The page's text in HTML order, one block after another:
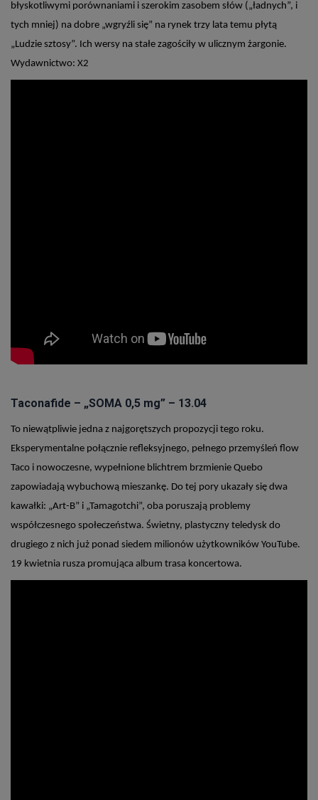
błyskotliwymi porównaniami i szerokim zasobem słów („ładnych”, i
tych mniej) na dobre „wgryźli się” na rynek trzy lata temu płytą
„Ludzie sztosy”. Ich wersy na stałe zagościły w ulicznym żargonie.
Wydawnictwo: X2
Taconafide – „SOMA 0,5 mg” – 13.04
To niewątpliwie jedna z najgorętszych propozycji tego roku.
Eksperymentalne połącznie refleksyjnego, pełnego przemyśleń flow
Taco i nowoczesne, wypełnione blichtrem brzmienie Quebo
zapowiadają wybuchową mieszankę. Do tej pory ukazały się dwa
kawałki: „Art-B” i „Tamagotchi”, oba poruszają problemy
współczesnego społeczeństwa. Świetny, plastyczny teledysk do
drugiego z nich już ponad siedem milionów użytkowników YouTube.
19 kwietnia rusza promująca album trasa koncertowa.